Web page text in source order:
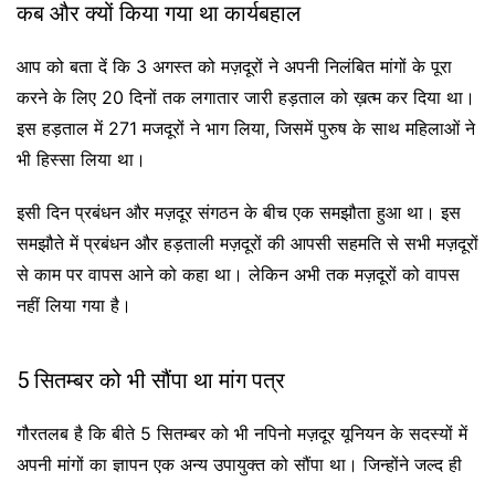
कब और क्यों किया गया था कार्यबहाल
आप को बता दें कि 3 अगस्त को मज़दूरों ने अपनी निलंबित मांगों के पूरा
करने के लिए 20 दिनों तक लगातार जारी हड़ताल को ख़त्म कर दिया था।
इस हड़ताल में 271 मजदूरों ने भाग लिया, जिसमें पुरुष के साथ महिलाओं ने
भी हिस्सा लिया था।
इसी दिन प्रबंधन और मज़दूर संगठन के बीच एक समझौता हुआ था। इस
समझौते में प्रबंधन और हड़ताली मज़दूरों की आपसी सहमति से सभी मज़दूरों
से काम पर वापस आने को कहा था। लेकिन अभी तक मज़दूरों को वापस
नहीं लिया गया है।
5 सितम्बर को भी सौंपा था मांग पत्र
गौरतलब है कि बीते 5 सितम्बर को भी नपिनो मज़दूर यूनियन के सदस्यों में
अपनी मांगों का ज्ञापन एक अन्य उपायुक्त को सौंपा था। जिन्होंने जल्द ही